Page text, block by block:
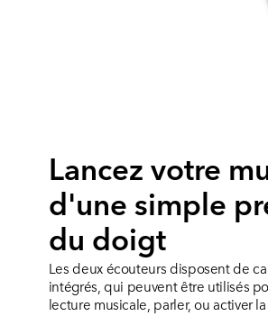
Lancez votre
d'une simple
du doigt
Les deux écouteurs disposent de
intégrés, qui peuvent être utilisés
lecture musicale, parler, ou activer la